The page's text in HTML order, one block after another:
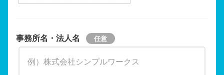
事務所名・法人名